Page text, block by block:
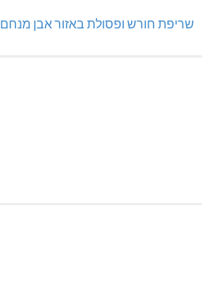
שריפת חורש ופסולת באזור אבן מנחם